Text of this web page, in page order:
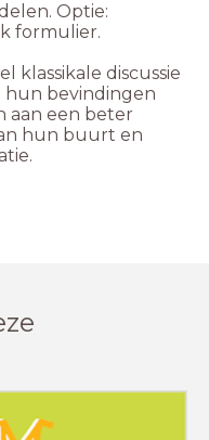
Optie:
formulier.
klassikale discussie
hun bevindingen
aan een beter
hun buurt en